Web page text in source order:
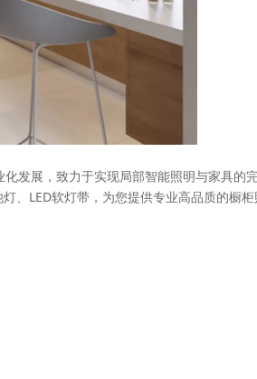
发展，致力于实现局部智能照明与家具的
、LED软灯带，为您提供专业高品质的橱